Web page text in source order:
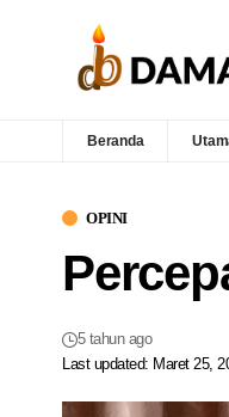
Beranda
OPINI
Last updated: Maret 25,
5 tahun ago